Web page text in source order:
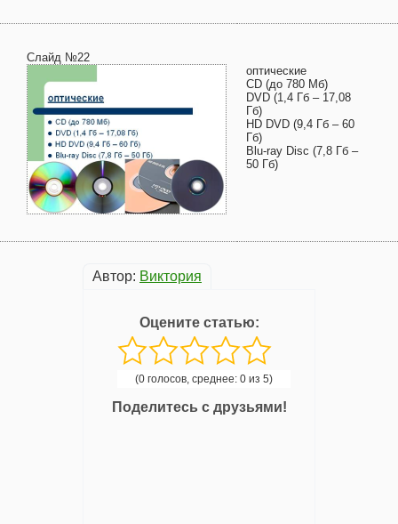
Слайд №22
оптические
CD (до 780 Мб)
DVD (1,4 Гб – 17,08
Гб)
HD DVD (9,4 Гб – 60
Гб)
Blu-ray Disc (7,8 Гб –
50 Гб)
Автор: Виктория
Оцените статью:
(0 голосов, среднее: 0 из 5)
Поделитесь с друзьями!